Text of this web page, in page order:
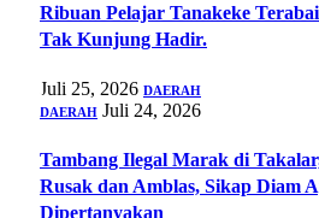
‍Ribuan Pelajar Tanakeke
Tak Kunjung Hadir.
Juli 25, 2026 DAERAH
DAERAH Juli 24, 2026
Tambang Ilegal Marak di
Rusak dan Amblas, Sikap Diam
Dipertanyakan